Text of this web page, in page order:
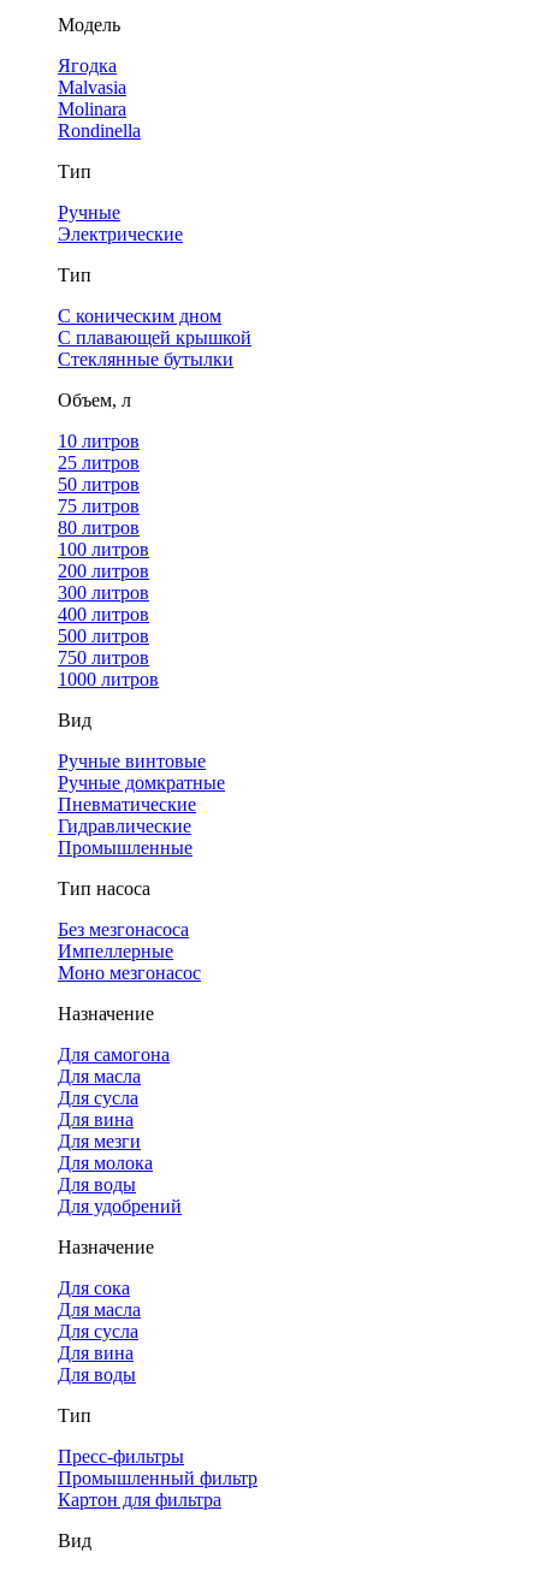
Модель
Ягодка
Malvasia
Molinara
Rondinella
Тип
Ручные
Электрические
Тип
С коническим дном
С плавающей крышкой
Стеклянные бутылки
Объем, л
10 литров
25 литров
50 литров
75 литров
80 литров
100 литров
200 литров
300 литров
400 литров
500 литров
750 литров
1000 литров
Вид
Ручные винтовые
Ручные домкратные
Пневматические
Гидравлические
Промышленные
Тип насоса
Без мезгонасоса
Импеллерные
Моно мезгонасос
Назначение
Для самогона
Для масла
Для сусла
Для вина
Для мезги
Для молока
Для воды
Для удобрений
Назначение
Для сока
Для масла
Для сусла
Для вина
Для воды
Тип
Пресс-фильтры
Промышленный фильтр
Картон для фильтра
Вид